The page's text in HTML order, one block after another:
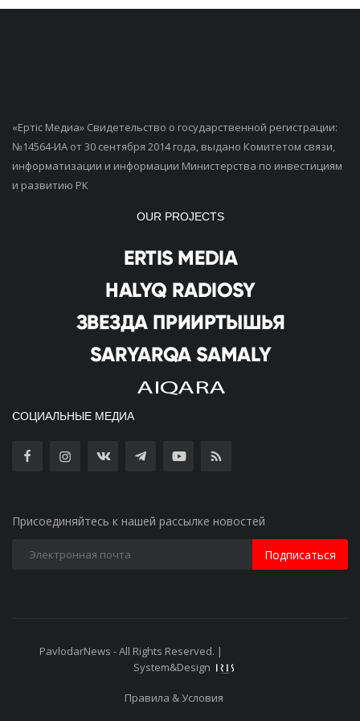
«Ертiс Медиа» Свидетельство о государственной регистрации:
№14564-ИА от 30 сентября 2014 года, выдано Комитетом связи,
информатизации и информации Министерства по инвестициям
и развитию РК
OUR PROJECTS
СОЦИАЛЬНЫЕ МЕДИА
Присоединяйтесь к нашей рассылке новостей
Подписаться
PavlodarNews - All Rights Reserved. |
System&Design
Правила & Условия